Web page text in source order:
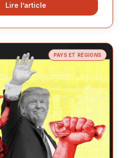
Lire l’article
PAYS ET RÉGIONS